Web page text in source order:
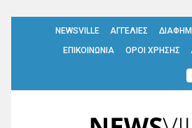
NEWSVILLE ΑΓΓΕΛΙΕΣ
ΕΠΙΚΟΙΝΩΝΙΑ
ΟΡΟΙ ΧΡΗΣΗΣ